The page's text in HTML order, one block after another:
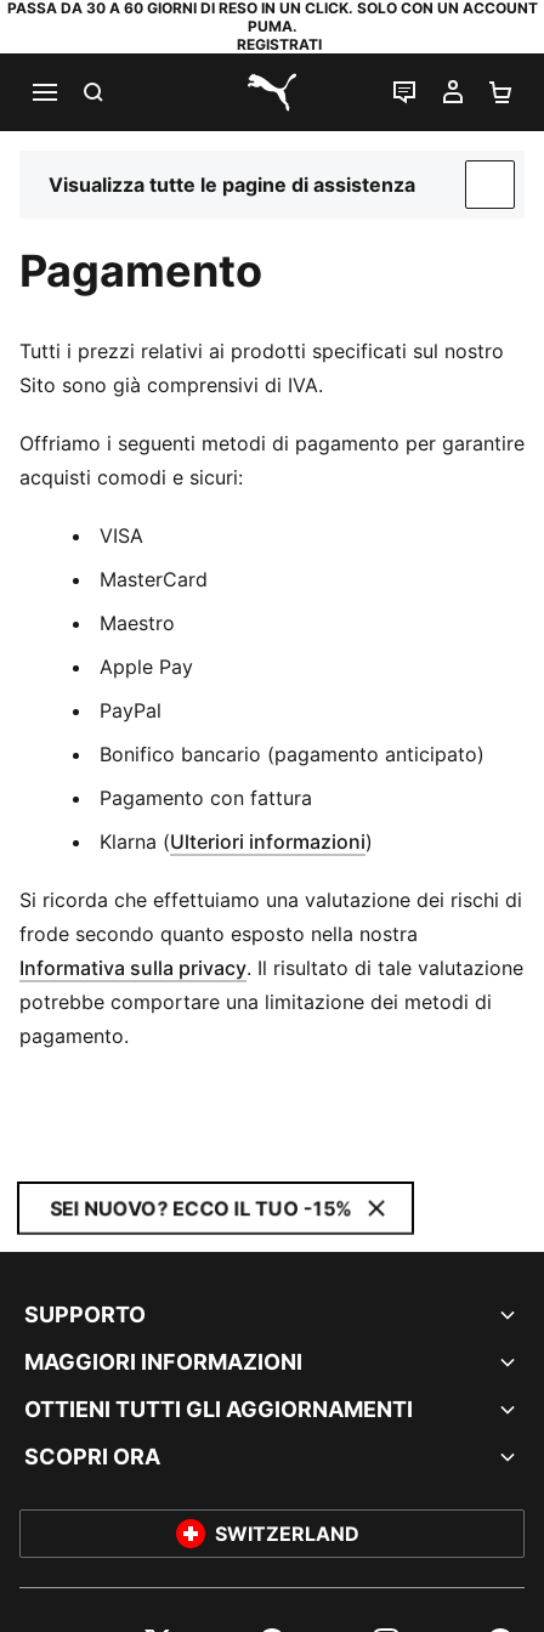
PASSA DA 30 A 60 GIORNI DI RESO IN UN CLICK. SOLO CON UN ACCOUNT
PUMA.
REGISTRATI
PUMA.com
CHAT IL MIO
Visualizza tutte le pagine di assistenza
Pagamento
Tutti i prezzi relativi ai prodotti specificati sul nostro
Sito sono già comprensivi di IVA.
Offriamo i seguenti metodi di pagamento per garantire
acquisti comodi e sicuri:
VISA
MasterCard
Maestro
Apple Pay
PayPal
Bonifico bancario (pagamento anticipato)
Pagamento con fattura
Klarna (Ulteriori informazioni)
Si ricorda che effettuiamo una valutazione dei rischi di
frode secondo quanto esposto nella nostra
Informativa sulla privacy. Il risultato di tale valutazione
potrebbe comportare una limitazione dei metodi di
pagamento.
SEI NUOVO? ECCO IL TUO -15%
SUPPORTO
MAGGIORI INFORMAZIONI
OTTIENI TUTTI GLI AGGIORNAMENTI
SCOPRI ORA
SWITZERLAND